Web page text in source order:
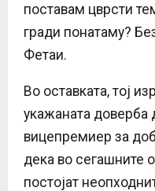
поставам цврсти
гради понатаму?
Фетаи.
Во оставката, тој
укажаната доверба
вицепремиер за
дека во сегашните
постојат